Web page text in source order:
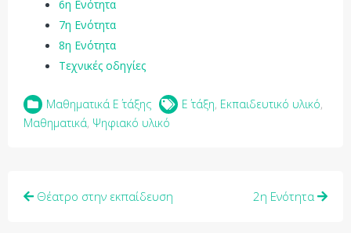
6η Ενότητα
7η Ενότητα
8η Ενότητα
Τεχνικές οδηγίες
Μαθηματικά Ε΄ τάξης Ε΄ τάξη, Εκπαιδευτικό υλικό,
Μαθηματικά, Ψηφιακό υλικό
Θέατρο στην εκπαίδευση 2η Ενότητα